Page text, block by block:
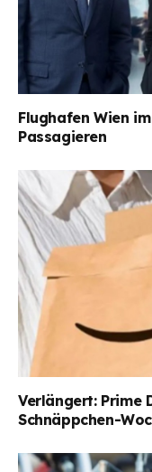
Flughafen Wien
Passagieren
Verlängert: Prime
Schnäppchen-